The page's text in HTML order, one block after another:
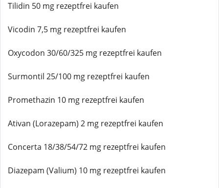
Tilidin 50 mg rezeptfrei kaufen
Vicodin 7,5 mg rezeptfrei kaufen
Oxycodon 30/60/325 mg rezeptfrei kaufen
Surmontil 25/100 mg rezeptfrei kaufen
Promethazin 10 mg rezeptfrei kaufen
Ativan (Lorazepam) 2 mg rezeptfrei kaufen
Concerta 18/38/54/72 mg rezeptfrei kaufen
Diazepam (Valium) 10 mg rezeptfrei kaufen